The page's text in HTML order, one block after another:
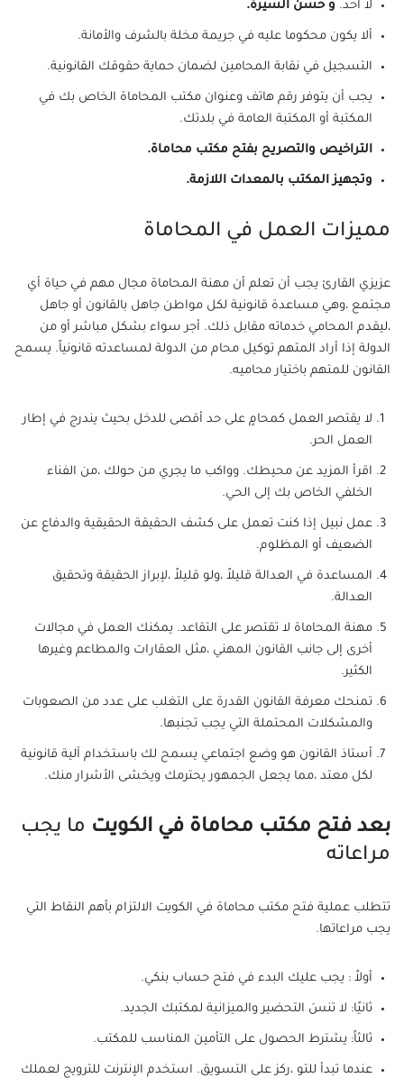
لا أحد. و حسن السيرة.
ألا يكون محكوما عليه في جريمة مخلة بالشرف والأمانة.
التسجيل في نقابة المحامين لضمان حماية حقوقك القانونية.
يجب أن يتوفر رقم هاتف وعنوان مكتب المحاماة الخاص بك في
المكتبة أو المكتبة العامة في بلدتك.
التراخيص والتصريح بفتح مكتب محاماة.
وتجهيز المكتب بالمعدات اللازمة.
مميزات العمل في المحاماة
عزيزي القارئ يجب أن تعلم أن مهنة المحاماة مجال مهم في حياة أي
مجتمع ،وهي مساعدة قانونية لكل مواطن جاهل بالقانون أو جاهل
،ليقدم المحامي خدماته مقابل ذلك. أجر سواء بشكل مباشر أو من
الدولة إذا أراد المتهم توكيل محام من الدولة لمساعدته قانونياً. يسمح
القانون للمتهم باختيار محاميه.
لا يقتصر العمل كمحامٍ على حد أقصى للدخل بحيث يندرج في إطار
العمل الحر.
اقرأ المزيد عن محيطك. وواكب ما يجري من حولك ،من الفناء
الخلفي الخاص بك إلى الحي.
عمل نبيل إذا كنت تعمل على كشف الحقيقة الحقيقية والدفاع عن
الضعيف أو المظلوم.
المساعدة في العدالة قليلاً ،ولو قليلاً ،لإبراز الحقيقة وتحقيق
العدالة.
مهنة المحاماة لا تقتصر على التقاعد. يمكنك العمل في مجالات
أخرى إلى جانب القانون المهني ،مثل العقارات والمطاعم وغيرها
الكثير.
تمنحك معرفة القانون القدرة على التغلب على عدد من الصعوبات
والمشكلات المحتملة التي يجب تجنبها.
أستاذ القانون هو وضع اجتماعي يسمح لك باستخدام آلية قانونية
لكل معتد ،مما يجعل الجمهور يحترمك ويخشى الأشرار منك.
بعد فتح مكتب محاماة في الكويت ما يجب
مراعاته
تتطلب عملية فتح مكتب محاماة في الكويت الالتزام بأهم النقاط التي
يجب مراعاتها.
أولاً : يجب عليك البدء في فتح حساب بنكي.
ثانيًا: لا تنسَ التحضير والميزانية لمكتبك الجديد.
ثالثاً: يشترط الحصول على التأمين المناسب للمكتب.
عندما تبدأ للتو ،ركز على التسويق. استخدم الإنترنت للترويج لعملك